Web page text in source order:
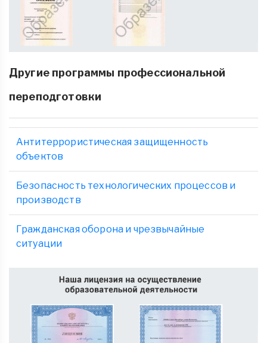
Другие программы профессиональной
переподготовки
Антитеррористическая защищенность
объектов
Безопасность технологических процессов и
производств
Гражданская оборона и чрезвычайные
ситуации